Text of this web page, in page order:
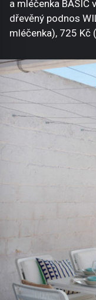
a mléčenka BASIC
dřevěný podnos
mléčenka), 725 Kč